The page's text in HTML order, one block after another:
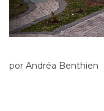
por Andréa Benthien